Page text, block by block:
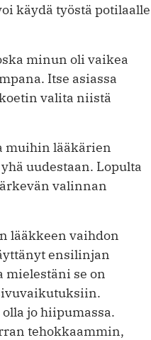
käydä työstä potilaalle
minun oli vaikea
Itse asiassa
valita niistä
muihin lääkärien
uudestaan. Lopulta
valinnan
lääkkeen vaihdon
ensilinjan
mielestäni se on
jo hiipumassa.
tehokkaammin,